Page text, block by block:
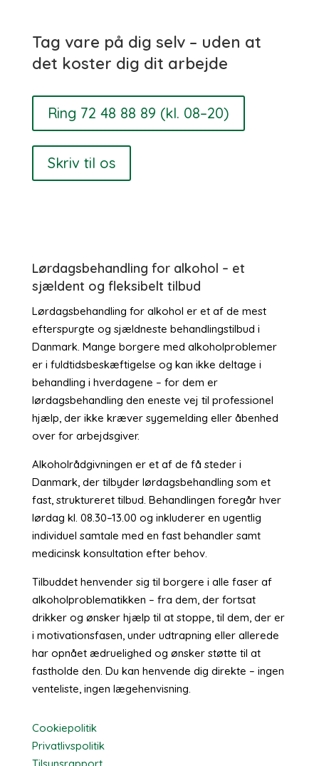
Tag vare på dig selv – uden at
det koster dig dit arbejde
Ring 72 48 88 89 (kl. 08–20)
Skriv til os
Lørdagsbehandling for alkohol – et
sjældent og fleksibelt tilbud
Lørdagsbehandling for alkohol er et af de mest
efterspurgte og sjældneste behandlingstilbud i
Danmark. Mange borgere med alkoholproblemer
er i fuldtidsbeskæftigelse og kan ikke deltage i
behandling i hverdagene – for dem er
lørdagsbehandling den eneste vej til professionel
hjælp, der ikke kræver sygemelding eller åbenhed
over for arbejdsgiver.
Alkoholrådgivningen er et af de få steder i
Danmark, der tilbyder lørdagsbehandling som et
fast, struktureret tilbud. Behandlingen foregår hver
lørdag kl. 08.30–13.00 og inkluderer en ugentlig
individuel samtale med en fast behandler samt
medicinsk konsultation efter behov.
Tilbuddet henvender sig til borgere i alle faser af
alkoholproblematikken – fra dem, der fortsat
drikker og ønsker hjælp til at stoppe, til dem, der er
i motivationsfasen, under udtrapning eller allerede
har opnået ædruelighed og ønsker støtte til at
fastholde den. Du kan henvende dig direkte – ingen
venteliste, ingen lægehenvisning.
Cookiepolitik
Privatlivspolitik